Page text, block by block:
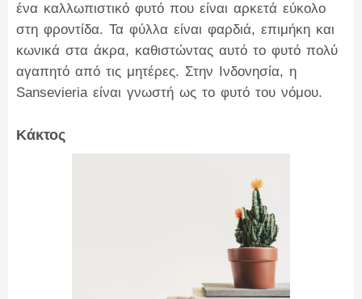
ένα καλλωπιστικό φυτό που είναι αρκετά εύκολο
στη φροντίδα. Τα φύλλα είναι φαρδιά, επιμήκη και
κωνικά στα άκρα, καθιστώντας αυτό το φυτό πολύ
αγαπητό από τις μητέρες. Στην Ινδονησία, η
Sansevieria είναι γνωστή ως το φυτό του νόμου.
Κάκτος